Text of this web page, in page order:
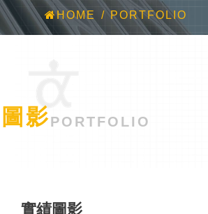
HOME PORTFOLIO
影PORTFOLIO
實績圖影